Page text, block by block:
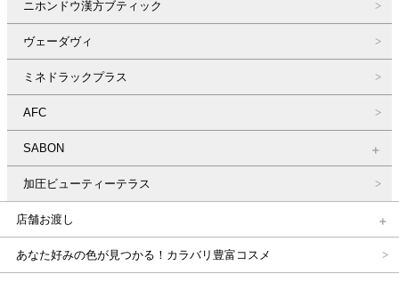
ニホンドウ漢方ブティック
ヴェーダヴィ
ミネドラックプラス
AFC
SABON
加圧ビューティーテラス
店舗お渡し
あなた好みの色が見つかる！カラバリ豊富コスメ